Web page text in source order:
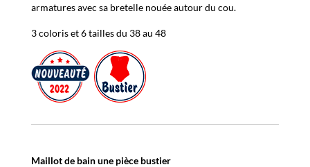
armatures avec sa bretelle nouée autour du cou.
3 coloris et 6 tailles du 38 au 48
Maillot de bain une pièce bustier